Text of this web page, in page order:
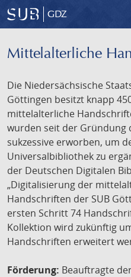
GDZ
Mittelalterliche
Die Niedersächsische
Göttingen besitzt knapp
mittelalterliche
wurden seit der Gründung
sukzessive erworben, um
Universalbibliothek zu
der Deutschen Digitalen
„Digitalisierung der
Handschriften der SUB
ersten Schritt 74
Kollektion wird zukünftig
Handschriften erweitert
Förderung: Beauftragte